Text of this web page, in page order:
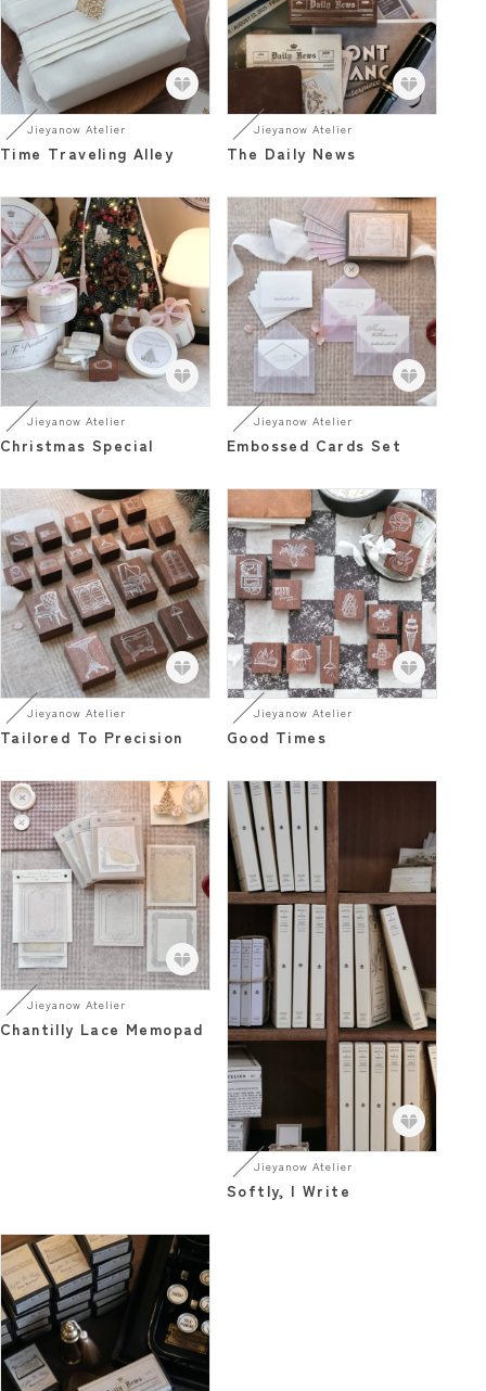
Jieyanow Atelier
Time Traveling Alley
Jieyanow Atelier
The Daily News
Jieyanow Atelier
Christmas Special
Jieyanow Atelier
Embossed Cards Set
Jieyanow Atelier
Tailored To Precision
Jieyanow Atelier
Good Times
Jieyanow Atelier
Chantilly Lace Memopad
Jieyanow Atelier
Softly, I Write